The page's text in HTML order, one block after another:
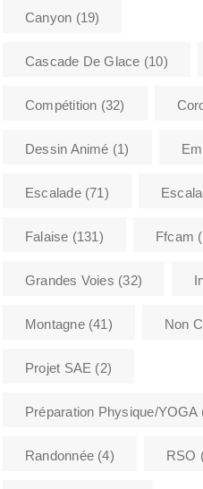
Canyon (19)
Cascade De Glace (10)
Compétition (32)
Dessin Animé (1)
Escalade(71)
Falaise (131) Ffcam
Grandes Voies (32)
Montagne(41) Non
Projet SAE (2)
Préparation Physique/YOGA
Randonnée (4) RSO